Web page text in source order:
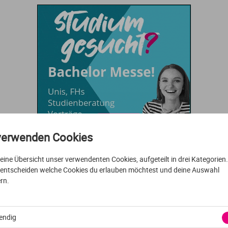
Verfahrenstechnik
Wasserwirtschaft
Wirtschaftsingenieurwesen
Personalmanagement
Projektmanagement
Sicherheitsmanagement
in Sachsen-Anhalt
Cookies
Übersicht unser verwendenten Cookies, aufgeteilt in drei
welche Cookies du erlauben möchtest und deine Auswahl